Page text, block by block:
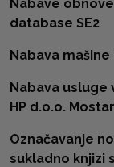
Nabave
database SE2
Nabava mašine
Nabava usluge
HP d.o.o.
Označavanje
sukladno knjizi